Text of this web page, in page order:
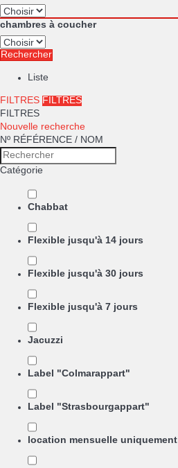
chambres à coucher
Rechercher
Liste
FILTRES FILTRES
FILTRES
Nouvelle recherche
Nº RÉFÉRENCE / NOM
Catégorie
Chabbat
Flexible jusqu'à 14 jours
Flexible jusqu'à 30 jours
Flexible jusqu'à 7 jours
Jacuzzi
Label "Colmarappart"
Label "Strasbourgappart"
location mensuelle uniquement